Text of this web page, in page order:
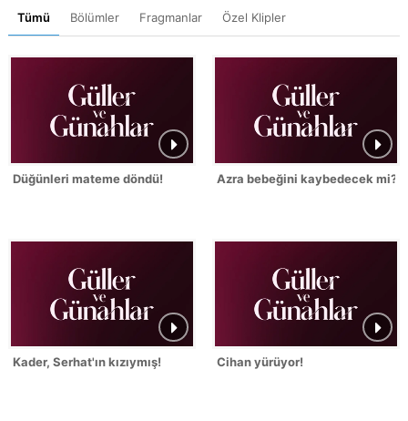
Tümü Bölümler Fragmanlar Özel Klipler
Düğünleri mateme döndü! Azra bebeğini kaybedecek mi?
Kader, Serhat'ın kızıymış! Cihan yürüyor!